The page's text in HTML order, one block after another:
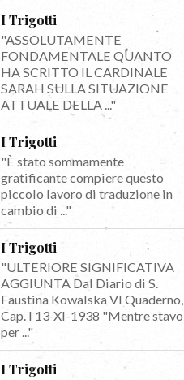
I Trigotti
"ASSOLUTAMENTE
FONDAMENTALE QUANTO
HA SCRITTO IL CARDINALE
SARAH SULLA SITUAZIONE
ATTUALE DELLA ..."
I Trigotti
"È stato sommamente
gratificante compiere questo
piccolo lavoro di traduzione in
cambio di ..."
I Trigotti
"ULTERIORE SIGNIFICATIVA
AGGIUNTA Dal Diario di S.
Faustina Kowalska VI Quaderno,
Cap. I 13-XI-1938 "Mentre stavo
per ..."
I Trigotti